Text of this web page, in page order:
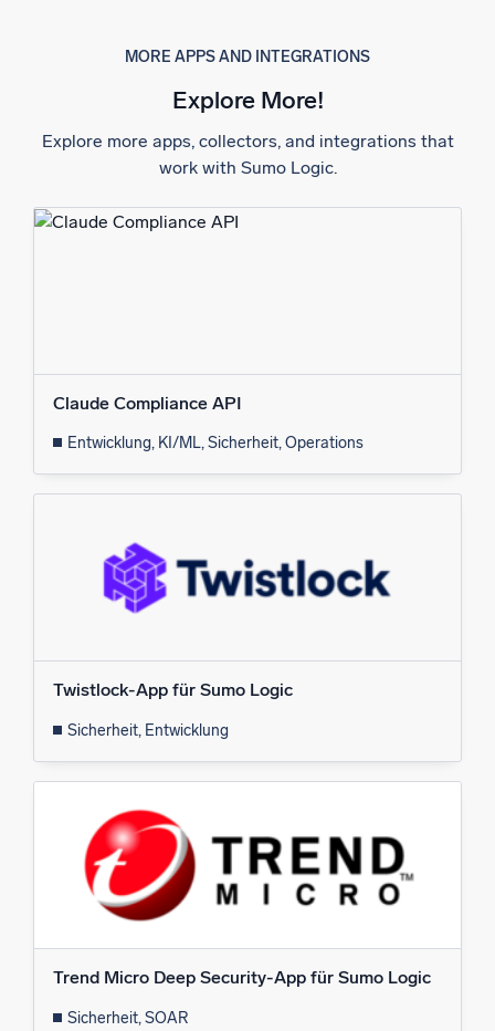
MORE APPS AND INTEGRATIONS
Explore More!
Explore more apps, collectors, and integrations that
work with Sumo Logic.
Claude Compliance API
Entwicklung, KI/ML, Sicherheit, Operations
Twistlock-App für Sumo Logic
Sicherheit, Entwicklung
Trend Micro Deep Security-App für Sumo Logic
Sicherheit, SOAR